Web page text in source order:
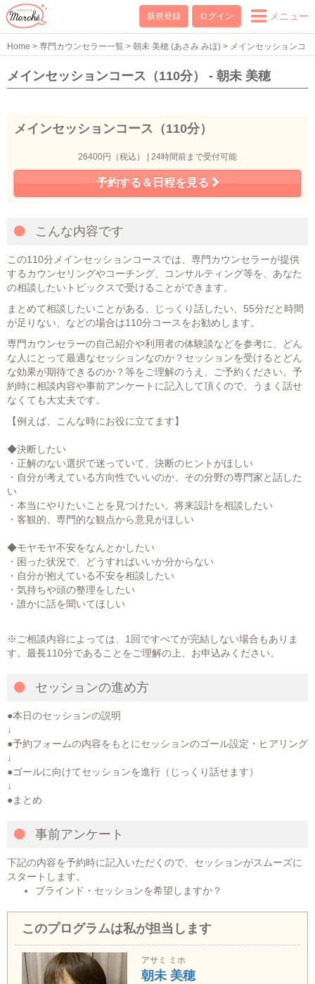
新規登録 ログイン メニュー
Home > 専門カウンセラー一覧 > 朝未 美穂 (あさみ みほ) > メインセッションコ
ース（110分）
メインセッションコース（110分） - 朝未 美穂
メインセッションコース（110分）
26400円（税込） | 24時間前まで受付可能
予約する＆日程を見る
こんな内容です
この110分メインセッションコースでは、専門カウンセラーが提供
するカウンセリングやコーチング、コンサルティング等を、あなた
の相談したいトピックスで受けることができます。
まとめて相談したいことがある、じっくり話したい、55分だと時間
が足りない、などの場合は110分コースをお勧めします。
専門カウンセラーの自己紹介や利用者の体験談などを参考に、どん
な人にとって最適なセッションなのか？セッションを受けるとどん
な効果が期待できるのか？等をご理解のうえ、ご予約ください。予
約時に相談内容や事前アンケートに記入して頂くので、うまく話せ
なくても大丈夫です。
【例えば、こんな時にお役に立てます】
◆決断したい
・正解のない選択で迷っていて、決断のヒントがほしい
・自分が考えている方向性でいいのか、その分野の専門家と話した
い
・本当にやりたいことを見つけたい。将来設計を相談したい
・客観的、専門的な観点から意見がほしい
◆モヤモヤ不安をなんとかしたい
・困った状況で、どうすればいいか分からない
・自分が抱えている不安を相談したい
・気持ちや頭の整理をしたい
・誰かに話を聞いてほしい
※ご相談内容によっては、1回ですべてが完結しない場合もありま
す。最長110分であることをご理解の上、お申込みください。
セッションの進め方
●本日のセッションの説明
↓
●予約フォームの内容をもとにセッションのゴール設定・ヒアリング
↓
●ゴールに向けてセッションを進行（じっくり話せます）
↓
●まとめ
事前アンケート
下記の内容を予約時に記入いただくので、セッションがスムーズに
スタートします。
ブラインド・セッションを希望しますか？
このプログラムは私が担当します
アサミ ミホ
朝未 美穂